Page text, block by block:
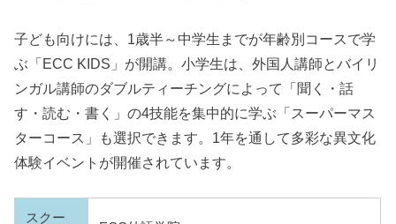
子ども向けには、1歳半～中学生までが年齢別コースで学
ぶ「ECC KIDS」が開講。小学生は、外国人講師とバイリ
ンガル講師のダブルティーチングによって「聞く・話
す・読む・書く」の4技能を集中的に学ぶ「スーパーマス
ターコース」も選択できます。1年を通して多彩な異文化
体験イベントが開催されています。
スクー